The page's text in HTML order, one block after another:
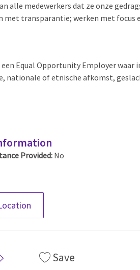
alle medewerkers dat ze onze
met transparantie; werken met
een Equal Opportunity Employer
nationale of etnische afkomst,
Provided: No
Save